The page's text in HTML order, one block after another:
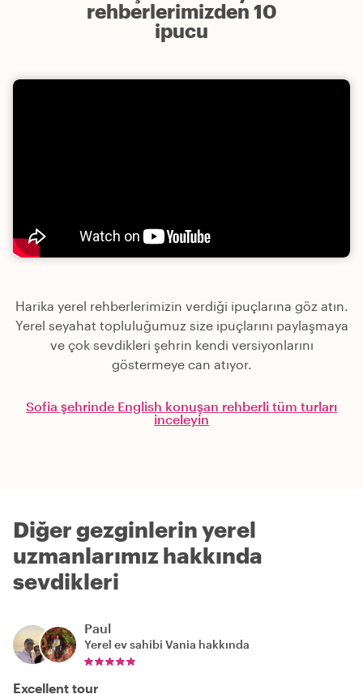
rehberlerimizden 10
ipucu
Harika yerel rehberlerimizin verdiği ipuçlarına göz atın.
Yerel seyahat topluluğumuz size ipuçlarını paylaşmaya
ve çok sevdikleri şehrin kendi versiyonlarını
göstermeye can atıyor.
Sofia şehrinde English konuşan rehberli tüm turları
inceleyin
Diğer gezginlerin yerel
uzmanlarımız hakkında
sevdikleri
Paul
Yerel ev sahibi Vania hakkında
Excellent tour